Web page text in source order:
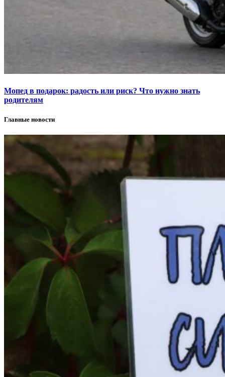
Мопед в подарок: радость или риск? Что нужно знать
родителям
Главные новости